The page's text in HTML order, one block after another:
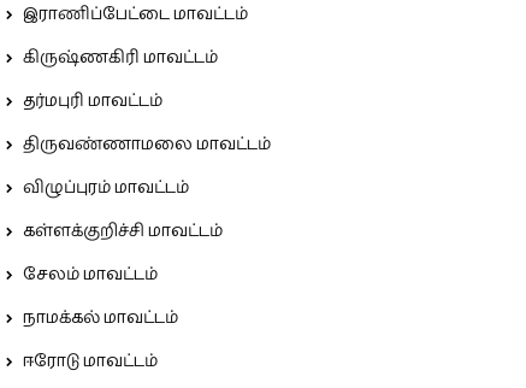
இராணிப்பேட்டை மாவட்டம்
கிருஷ்ணகிரி மாவட்டம்
தர்மபுரி மாவட்டம்
திருவண்ணாமலை மாவட்டம்
விழுப்புரம் மாவட்டம்
கள்ளக்குறிச்சி மாவட்டம்
சேலம் மாவட்டம்
நாமக்கல் மாவட்டம்
ஈரோடு மாவட்டம்